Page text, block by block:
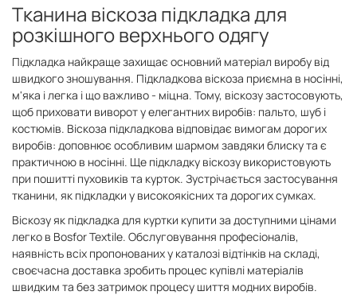
Тканина віскоза підкладка для
розкішного верхнього одягу
Підкладка найкраще захищає основний матеріал виробу від
швидкого зношування. Підкладкова віскоза приємна в носінні,
м'яка і легка і що важливо - міцна. Тому, віскозу застосовують,
щоб приховати виворот у елегантних виробів: пальто, шуб і
костюмів. Віскоза підкладкова відповідає вимогам дорогих
виробів: доповнює особливим шармом завдяки блиску та є
практичною в носінні. Ще підкладку віскозу використовують
при пошитті пуховиків та курток. Зустрічається застосування
тканини, як підкладки у високоякісних та дорогих сумках.
Віскозу як підкладка для куртки купити за доступними цінами
легко в Bosfor Textile. Обслуговування професіоналів,
наявність всіх пропонованих у каталозі відтінків на складі,
своєчасна доставка зробить процес купівлі матеріалів
швидким та без затримок процесу шиття модних виробів.